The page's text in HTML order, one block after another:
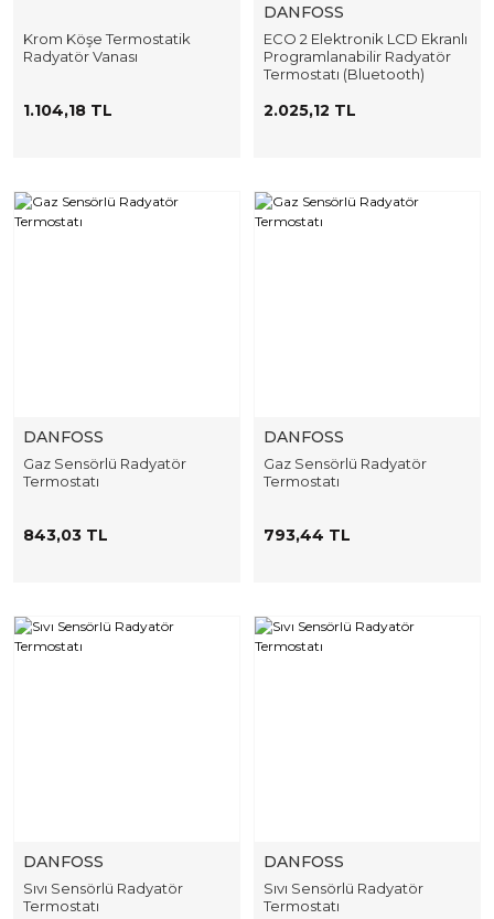
Krom Köşe Termostatik
Radyatör Vanası
1.104,18 TL
DANFOSS
ECO 2 Elektronik LCD Ekranlı
Programlanabilir Radyatör
Termostatı (Bluetooth)
2.025,12 TL
DANFOSS
Gaz Sensörlü Radyatör
Termostatı
843,03 TL
DANFOSS
Gaz Sensörlü Radyatör
Termostatı
793,44 TL
DANFOSS
Sıvı Sensörlü Radyatör
Termostatı
DANFOSS
Sıvı Sensörlü Radyatör
Termostatı